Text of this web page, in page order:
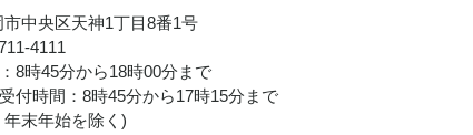
市中央区天神1丁目8番1号
4111
8時45分から18時00分まで
付時間：8時45分から17時15分まで
末年始を除く)